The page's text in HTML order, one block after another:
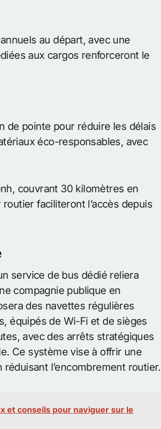
au départ, avec une
aux cargos renforceront le
de pointe pour réduire les délais
éco-responsables, avec
couvrant 30 kilomètres en
faciliteront l’accès depuis
service de bus dédié reliera
compagnie publique en
des navettes régulières
équipés de Wi-Fi et de sièges
avec des arrêts stratégiques
Ce système vise à offrir une
l’encombrement routier.
et conseils pour naviguer sur le